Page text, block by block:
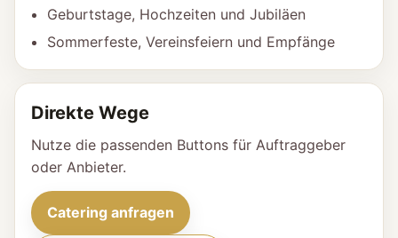
Geburtstage, Hochzeiten und Jubiläen
Sommerfeste, Vereinsfeiern und Empfänge
Direkte Wege
Nutze die passenden Buttons für Auftraggeber
oder Anbieter.
Catering anfragen